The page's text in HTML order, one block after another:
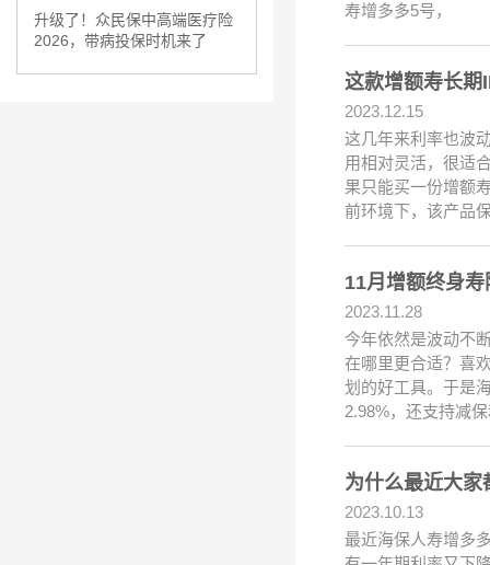
升级了！众民保中高端医疗险
2026，带病投保时机来了
寿增多多5号，
这款增额寿长期
2023.12.15
这几年来利率也波
用相对灵活，很适
果只能买一份增额
前环境下，该产品
11月增额终身
2023.11.28
今年依然是波动不
在哪里更合适？喜
划的好工具。于是
2.98%，还支持减
为什么最近大家
2023.10.13
最近海保人寿增多